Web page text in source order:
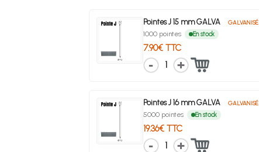
Pointes J 15 mm GALVA GALVANISÉ
1000 pointes En stock
7.90€ TTC
1
Pointes J 16 mm GALVA GALVANISÉ
5000 pointes En stock
19.36€ TTC
1